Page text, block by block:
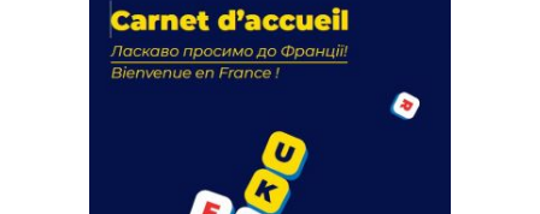
actions
18 septembre 2023
FEUILLETER